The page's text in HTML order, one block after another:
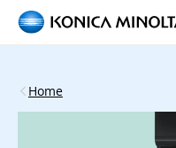
Home